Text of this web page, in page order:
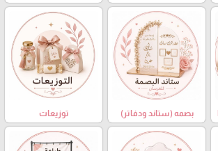
بصمه (ستاند ودفاتر) توزيعات